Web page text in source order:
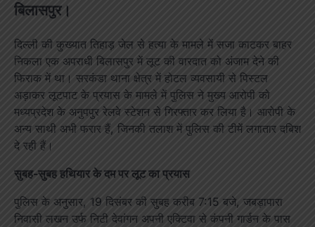
बिलासपुर।
दिल्ली की कुख्यात तिहाड़ जेल से हत्या के मामले में सजा काटकर बाहर
निकला एक अपराधी बिलासपुर में लूट की वारदात को अंजाम देने की
फिराक में था। सरकंडा थाना क्षेत्र में होटल व्यवसायी से पिस्टल
अड़ाकर लूटपाट के प्रयास के मामले में पुलिस ने मुख्य आरोपी को
मध्यप्रदेश के अनुपपुर रेलवे स्टेशन से गिरफ्तार कर लिया है। आरोपी के
अन्य साथी अभी फरार हैं, जिनकी तलाश में पुलिस की टीमें लगातार दबिश
दे रही हैं।
सुबह-सुबह हथियार के दम पर लूट का प्रयास
पुलिस के अनुसार, 19 दिसंबर की सुबह करीब 7:15 बजे, जबड़ापारा
निवासी लखन उर्फ निटी देवांगन अपनी एक्टिवा से कंपनी गार्डन के पास